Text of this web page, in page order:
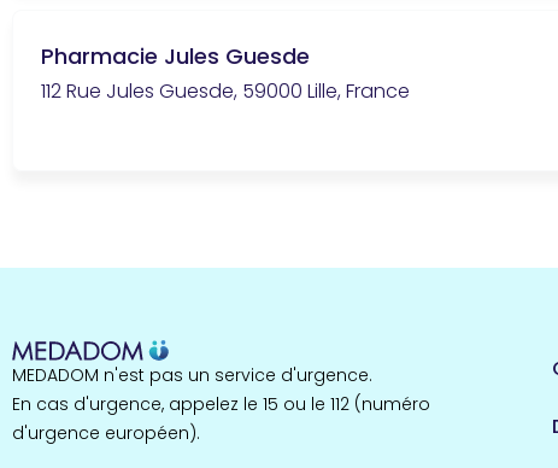
Pharmacie Jules Guesde
112 Rue Jules Guesde, 59000 Lille, France
MEDADOM n'est pas un service d'urgence.
En cas d'urgence, appelez le 15 ou le 112 (numéro
d'urgence européen).